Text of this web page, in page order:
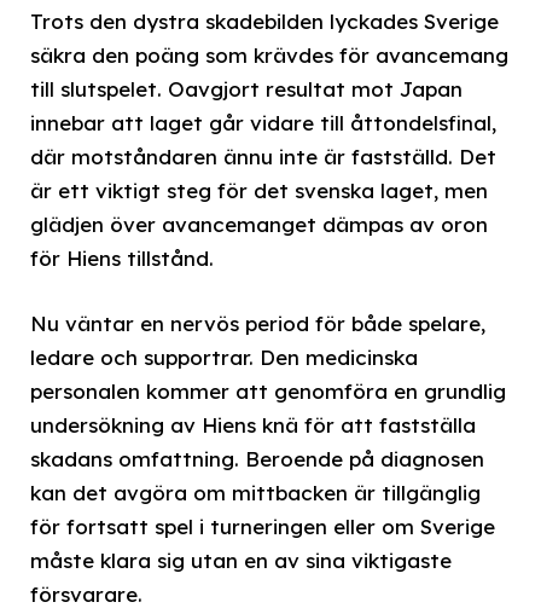
Trots den dystra skadebilden lyckades Sverige
säkra den poäng som krävdes för avancemang
till slutspelet. Oavgjort resultat mot Japan
innebar att laget går vidare till åttondelsfinal,
där motståndaren ännu inte är fastställd. Det
är ett viktigt steg för det svenska laget, men
glädjen över avancemanget dämpas av oron
för Hiens tillstånd.
Nu väntar en nervös period för både spelare,
ledare och supportrar. Den medicinska
personalen kommer att genomföra en grundlig
undersökning av Hiens knä för att fastställa
skadans omfattning. Beroende på diagnosen
kan det avgöra om mittbacken är tillgänglig
för fortsatt spel i turneringen eller om Sverige
måste klara sig utan en av sina viktigaste
försvarare.